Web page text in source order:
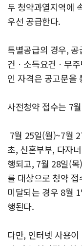
두 청약과열지역에
우선 공급한다.
특별공급의 경우,
건ㆍ소득요건ㆍ무
인 자격은 공고문을
사전청약 접수는 7
7월 25일(월)~7월
초, 신혼부부, 다자
행되고, 7월 28일(
를 대상으로 청약
미달되는 경우 8월
행된다.
다만, 인터넷 사용